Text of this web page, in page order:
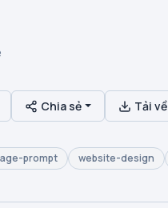
Chia sẻ Tải về
prompt website-design